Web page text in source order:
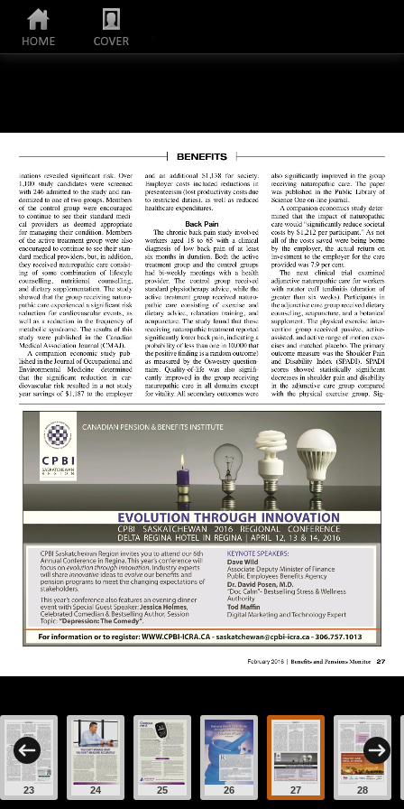
23 24 25 26 27 28